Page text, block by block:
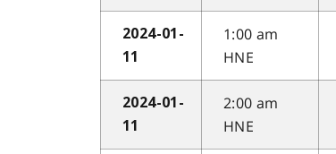
2024-01-
11
1:00 am
HNE
2024-01-
11
2:00 am
HNE